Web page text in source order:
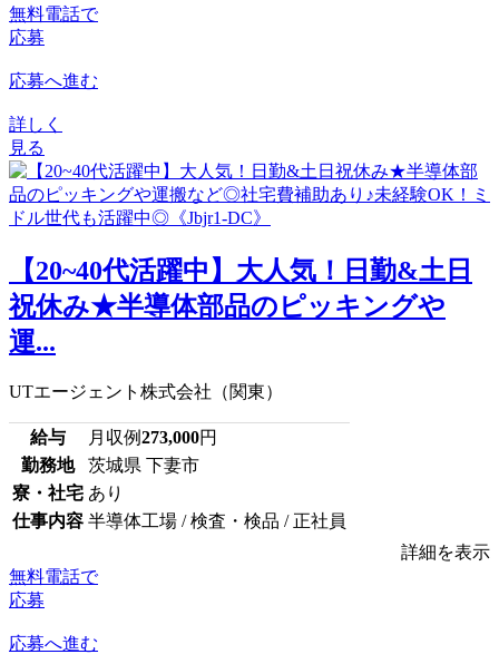
無料電話で
応募
応募へ進む
詳しく
見る
【20~40代活躍中】大人気！日勤&土日
祝休み★半導体部品のピッキングや
運...
UTエージェント株式会社（関東）
給与 月収例273,000円
勤務地
茨城県 下妻市
寮・社宅 あり
仕事内容 半導体工場 / 検査・検品 / 正社員
詳細を表示
無料電話で
応募
応募へ進む